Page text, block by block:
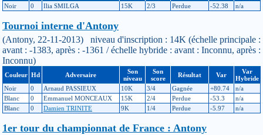
Noir
0 Ilia SMILGA 15K 2/3 Perdue -52.38 n/a
Tournoi interne d'Antony
(Antony, 22-11-2013) niveau d'inscription : 14K (échelle principale :
avant : -1383, après : -1361 / échelle hybride : avant : Inconnu, après :
Inconnu)
Couleur Hd Adversaire
Son
niveau
Son
score
Résultat Var
Var
Hybride
Noir
0 Arnaud PASSIEUX 10K 3/4 Gagnée +80.74
n/a
Blanc
0 Emmanuel MONCEAUX 15K 2/4 Perdue -53.3
n/a
Blanc
0 Damien TRINITE 9K 1/4 Perdue -5.97 n/a
1er tour du championnat de France : Antony